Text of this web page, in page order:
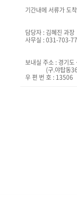
기간내에 서류가 도
담당자 : 김혜진 과장
사무실 : 031-703-
보내실 주소 : 경기
(구.야탑동366-
우 편 번 호 : 13506